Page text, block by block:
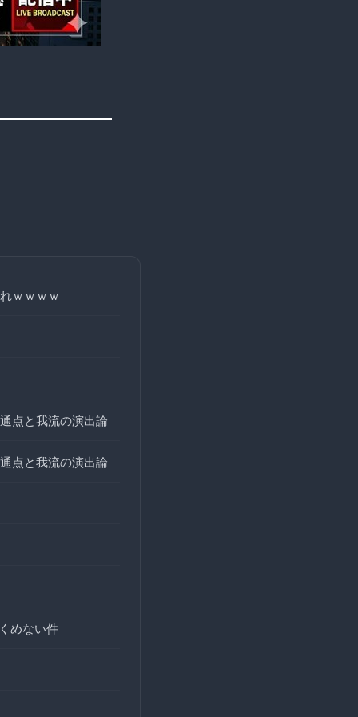
ｗｗｗｗ
点と我流の演出論
点と我流の演出論
めない件